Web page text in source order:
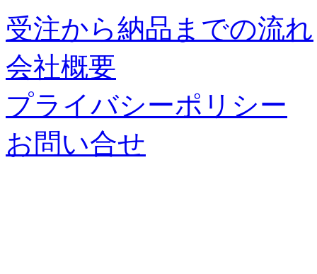
受注から納品までの流れ
会社概要
プライバシーポリシー
お問い合せ